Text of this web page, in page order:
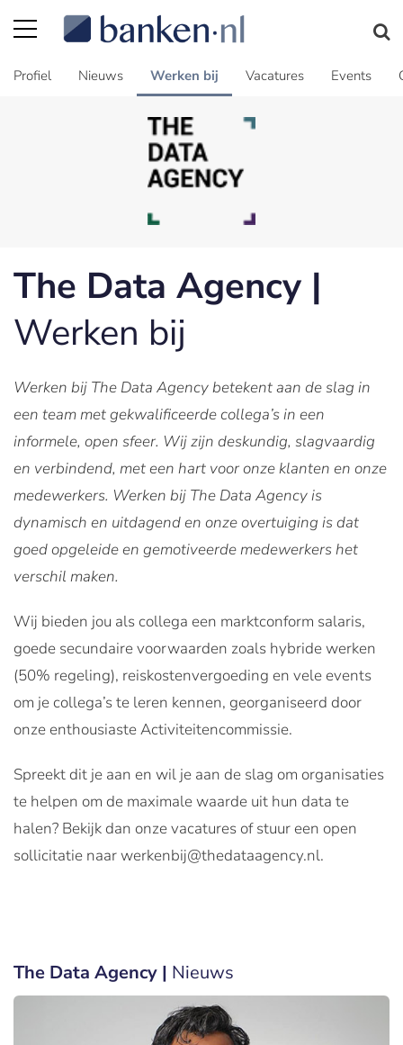
Profiel Nieuws Werken bij Vacatures Events
The Data Agency |
Werken bij
Werken bij The Data Agency betekent aan de slag in
een team met gekwalificeerde collega’s in een
informele, open sfeer. Wij zijn deskundig, slagvaardig
en verbindend, met een hart voor onze klanten en onze
medewerkers. Werken bij The Data Agency is
dynamisch en uitdagend en onze overtuiging is dat
goed opgeleide en gemotiveerde medewerkers het
verschil maken.
Wij bieden jou als collega een marktconform salaris,
goede secundaire voorwaarden zoals hybride werken
(50% regeling), reiskostenvergoeding en vele events
om je collega’s te leren kennen, georganiseerd door
onze enthousiaste Activiteitencommissie.
Spreekt dit je aan en wil je aan de slag om organisaties
te helpen om de maximale waarde uit hun data te
halen? Bekijk dan onze vacatures of stuur een open
sollicitatie naar werkenbij@thedataagency.nl.
The Data Agency | Nieuws